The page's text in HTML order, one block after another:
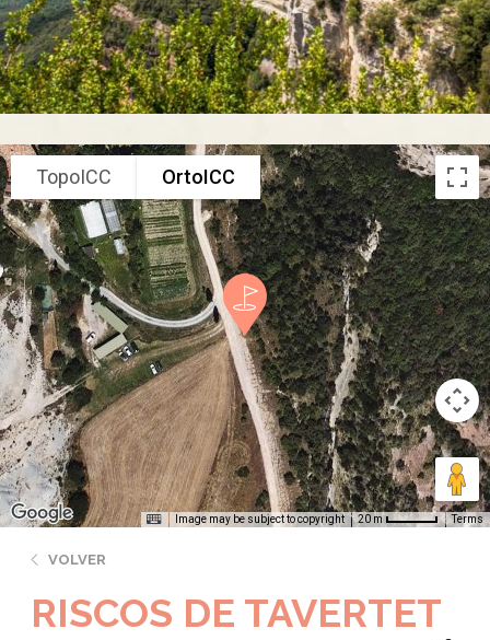
TopoICC OrtoICC
Image may be subject to copyright 20 m Terms
VOLVER
RISCOS DE TAVERTET